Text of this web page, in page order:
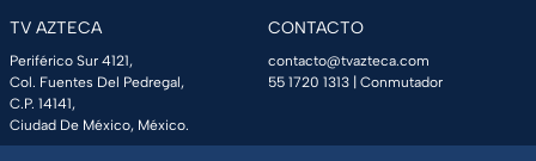
TV AZTECA
Periférico Sur 4121,
Col. Fuentes Del Pedregal,
C.P. 14141,
Ciudad De México, México.
CONTACTO
contacto@tvazteca.com
55 1720 1313 | Conmutador